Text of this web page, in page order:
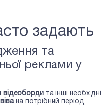
задають
та
реклами у
відеоборди та інші необхідні
на потрібний період,